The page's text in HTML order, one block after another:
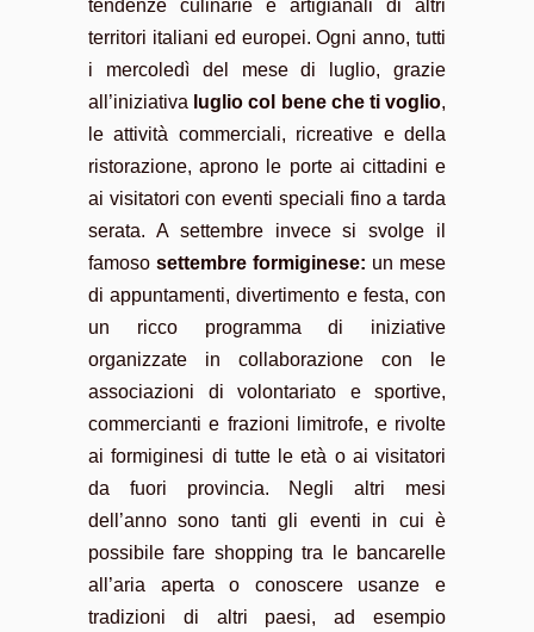
tendenze culinarie e artigianali di altri
territori italiani ed europei. Ogni anno, tutti
i mercoledì del mese di luglio, grazie
all’iniziativa luglio col bene che ti voglio,
le attività commerciali, ricreative e della
ristorazione, aprono le porte ai cittadini e
ai visitatori con eventi speciali fino a tarda
serata. A settembre invece si svolge il
famoso settembre formiginese: un mese
di appuntamenti, divertimento e festa, con
un ricco programma di iniziative
organizzate in collaborazione con le
associazioni di volontariato e sportive,
commercianti e frazioni limitrofe, e rivolte
ai formiginesi di tutte le età o ai visitatori
da fuori provincia. Negli altri mesi
dell’anno sono tanti gli eventi in cui è
possibile fare shopping tra le bancarelle
all’aria aperta o conoscere usanze e
tradizioni di altri paesi, ad esempio